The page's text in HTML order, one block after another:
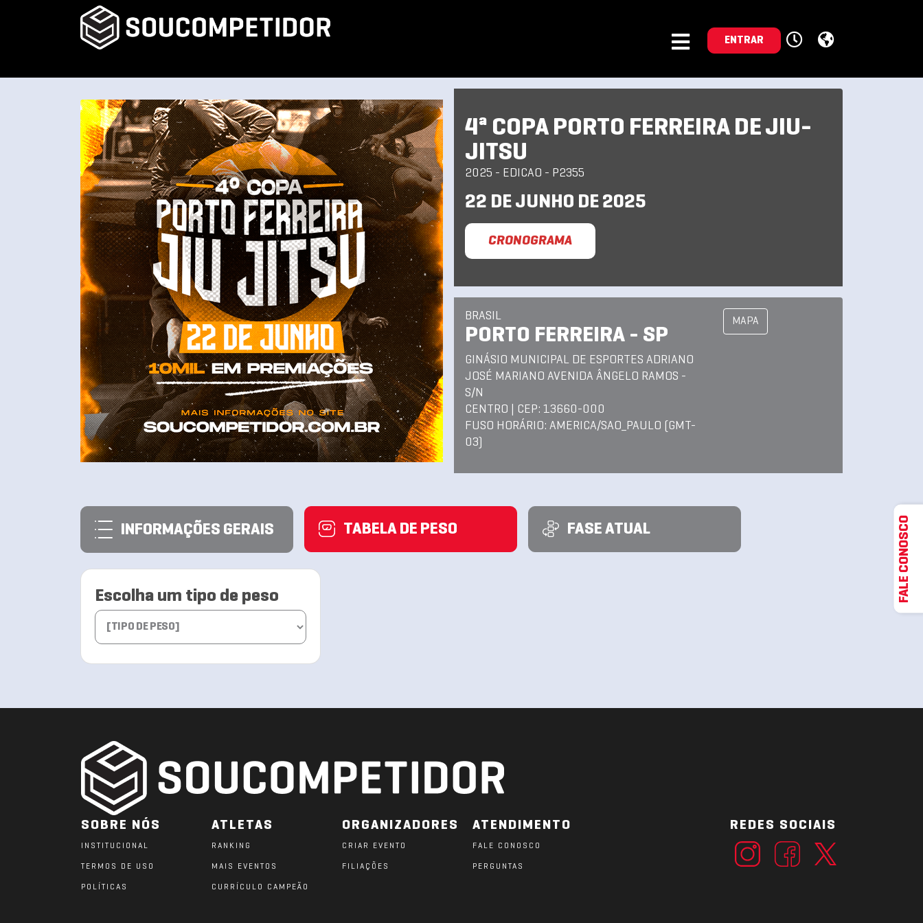
ENTRAR
4ª COPA PORTO FERREIRA DE JIU-
JITSU
2025 - EDICAO - P2355
22 DE JUNHO DE 2025
CRONOGRAMA
BRASIL
PORTO FERREIRA - SP
GINÁSIO MUNICIPAL DE ESPORTES ADRIANO
JOSÉ MARIANO AVENIDA ÂNGELO RAMOS -
S/N
CENTRO | CEP: 13660-000
FUSO HORÁRIO: AMERICA/SAO_PAULO (GMT-
03)
MAPA
INFORMAÇÕES GERAIS TABELA DE PESO FASE ATUAL
Escolha um tipo de peso
SOBRE NÓS
INSTITUCIONAL
TERMOS DE USO
POLÍTICAS
ATLETAS
RANKING
MAIS EVENTOS
CURRÍCULO CAMPEÃO
ORGANIZADORES
CRIAR EVENTO
FILIAÇÕES
ATENDIMENTO
FALE CONOSCO
PERGUNTAS
REDES SOCIAIS
FALE CONOSCO